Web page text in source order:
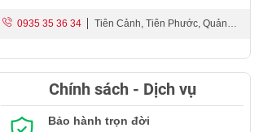
0935 35 36 34
Tiên Cảnh, Tiên Phước, Quảng
Chính sách - Dịch vụ
Bảo hành trọn đời